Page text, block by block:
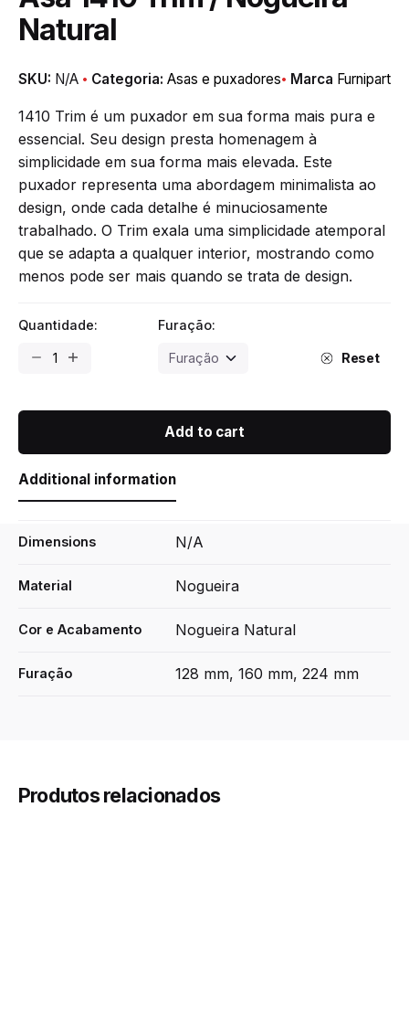
Natural
SKU: N/A Categoria: Asas e puxadores Marca Furnipart
1410 Trim é um puxador em sua forma mais pura e
essencial. Seu design presta homenagem à
simplicidade em sua forma mais elevada. Este
puxador representa uma abordagem minimalista ao
design, onde cada detalhe é minuciosamente
trabalhado. O Trim exala uma simplicidade atemporal
que se adapta a qualquer interior, mostrando como
menos pode ser mais quando se trata de design.
Quantidade:
/
Natural
quantity
Furação:
Reset
Add to cart
Additional information
Dimensions N/A
Material Nogueira
Cor e Acabamento Nogueira Natural
Furação 128 mm, 160 mm, 224 mm
Produtos relacionados